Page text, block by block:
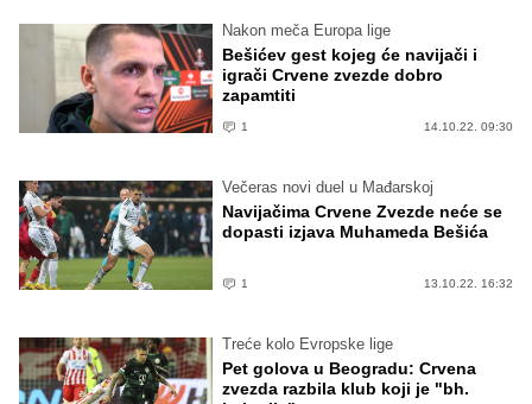
Nakon meča Europa lige
Bešićev gest kojeg će navijači i
igrači Crvene zvezde dobro
zapamtiti
1 14.10.22. 09:30
Večeras novi duel u Mađarskoj
Navijačima Crvene Zvezde neće se
dopasti izjava Muhameda Bešića
1 13.10.22. 16:32
Treće kolo Evropske lige
Pet golova u Beogradu: Crvena
zvezda razbila klub koji je "bh.